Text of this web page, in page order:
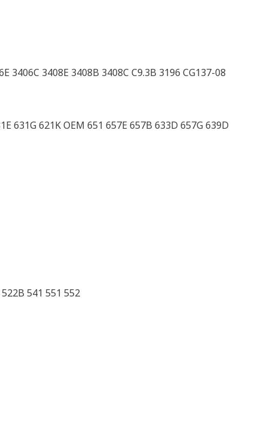
3406C 3408E 3408B 3408C C9.3B 3196 CG137-08
631G 621K OEM 651 657E 657B 633D 657G 639D
541 551 552